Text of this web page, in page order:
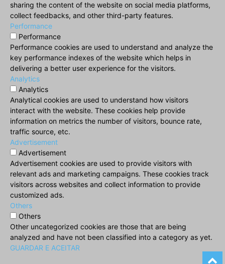
sharing the content of the website on social media platforms,
collect feedbacks, and other third-party features.
Performance
Performance
Performance cookies are used to understand and analyze the
key performance indexes of the website which helps in
delivering a better user experience for the visitors.
Analytics
Analytics
Analytical cookies are used to understand how visitors
interact with the website. These cookies help provide
information on metrics the number of visitors, bounce rate,
traffic source, etc.
Advertisement
Advertisement
Advertisement cookies are used to provide visitors with
relevant ads and marketing campaigns. These cookies track
visitors across websites and collect information to provide
customized ads.
Others
Others
Other uncategorized cookies are those that are being
analyzed and have not been classified into a category as yet.
GUARDAR E ACEITAR